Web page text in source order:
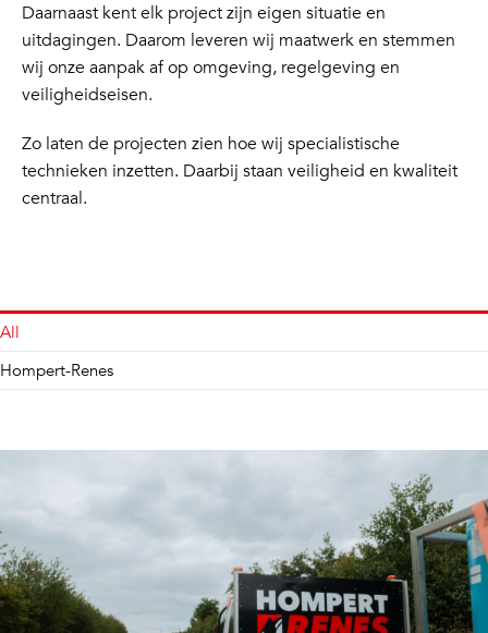
Daarnaast kent elk project zijn eigen situatie en
uitdagingen. Daarom leveren wij maatwerk en stemmen
wij onze aanpak af op omgeving, regelgeving en
veiligheidseisen.
Zo laten de projecten zien hoe wij specialistische
technieken inzetten. Daarbij staan veiligheid en kwaliteit
centraal.
All
Hompert-Renes